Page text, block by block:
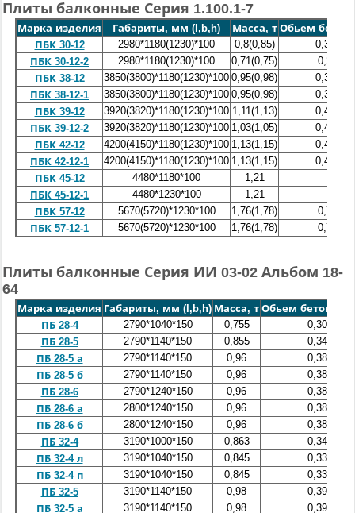
Плиты балконные Серия 1.100.1-7
Марка изделия Габариты, мм (l,b,h) Масса, т Обьем
ПБК 30-12
2980*1180(1230)*100 0,8(0,85)
ПБК 30-12-2
2980*1180(1230)*100 0,71(0,75)
ПБК 38-12
3850(3800)*1180(1230)*100 0,95(0,98)
ПБК 38-12-1
3850(3800)*1180(1230)*100 0,95(0,98)
ПБК 39-12
3920(3820)*1180(1230)*100 1,11(1,13)
ПБК 39-12-2
3920(3820)*1180(1230)*100 1,03(1,05)
ПБК 42-12
4200(4150)*1180(1230)*100 1,13(1,15)
ПБК 42-12-1
4200(4150)*1180(1230)*100 1,13(1,15)
ПБК 45-12
4480*1180*100 1,21
ПБК 45-12-1
4480*1230*100 1,21
ПБК 57-12
5670(5720)*1230*100 1,76(1,78)
ПБК 57-12-1
5670(5720)*1230*100 1,76(1,78)
Плиты балконные Серия ИИ 03-02 Альбом 18-
64
Марка изделия Габариты, мм (l,b,h) Масса, т Обьем бетона,
ПБ 28-4
2790*1040*150 0,755
0,303
ПБ 28-5
2790*1140*150 0,855
0,342
ПБ 28-5 а
2790*1140*150 0,96
0,384
ПБ 28-5 б
2790*1140*150 0,96
0,384
ПБ 28-6
2790*1240*150 0,96
0,384
ПБ 28-6 а
2800*1240*150 0,96
0,384
ПБ 28-6 б
2800*1240*150 0,96
0,384
ПБ 32-4
3190*1000*150 0,863
0,345
ПБ 32-4 л
3190*1040*150 0,845
0,338
ПБ 32-4 п
3190*1040*150 0,845
0,338
ПБ 32-5
3190*1140*150 0,98
0,392
ПБ 32-5 а
3190*1140*150 0,98
0,392